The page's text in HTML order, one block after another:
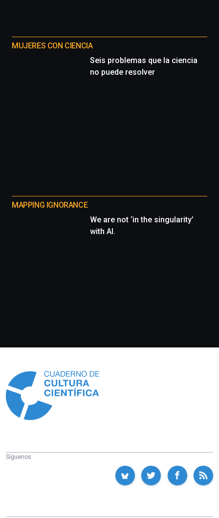
MUJERES CON CIENCIA
Seis problemas que la ciencia
no puede resolver
MAPPING IGNORANCE
We are not ‘in the singularity’
with AI.
Síguenos: